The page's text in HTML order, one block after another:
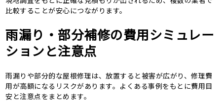
比較することが安心につながります。
雨漏り・部分補修の費用シミュレー
ションと注意点
雨漏りや部分的な屋根修理は、放置すると被害が広がり、修理費
用が高額になるリスクがあります。よくある事例をもとに費用目
安と注意点をまとめます。